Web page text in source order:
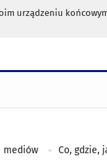
urządzeniu
mediów Co, gdzie,